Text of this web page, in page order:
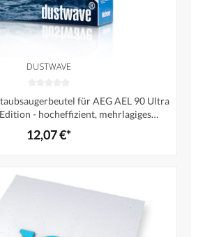
DUSTWAVE
für AEG AEL 90 Ultra
- hocheffizient, mehrlagiges
- Made in Germany
12,07 €*